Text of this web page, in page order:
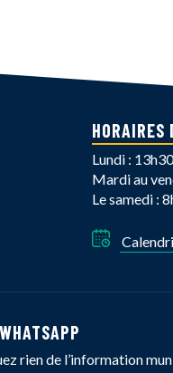
HORAIRES
Lundi :
Mardi au
Le samedi :
rien de l’information